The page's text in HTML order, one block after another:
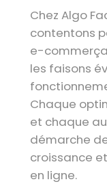
Chez Algo
contentons
e-
les faisons
Chaque
et chaque
démarche
croissance
en ligne.